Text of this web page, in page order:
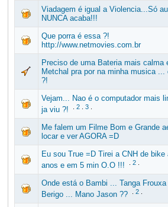
Viadagem é igual a Violencia...Só
NUNCA acaba!!!
Que porra é essa ?!
http://www.netmovies.com.br
Preciso de uma Bateria mais calma
Metchal pra por na minha musica ...
?!
Vejam... Nao é o computador mais
ja viu ?!
2. 3.
Me falem um Filme Bom e Grande
locar e ver AGORA =D
Eu sou True =D Tirei a CNH de bike
anos e em 5 min O.O !!!
2.
Onde está o Bambi ... Tanga
Berigo ... Mano Jason ??
2.